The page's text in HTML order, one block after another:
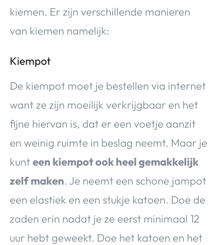
kiemen. Er zijn verschillende manieren
van kiemen namelijk:
Kiempot
De kiempot moet je bestellen via internet
want ze zijn moeilijk verkrijgbaar en het
fijne hiervan is, dat er een voetje aanzit
en weinig ruimte in beslag neemt. Maar je
kunteen kiempot ook heel gemakkelijk
zelf maken. Je neemt een schone jampot
een elastiek en een stukje katoen. Doe de
zaden erin nadat je ze eerst minimaal 12
uur hebt geweekt. Doe het katoen en het